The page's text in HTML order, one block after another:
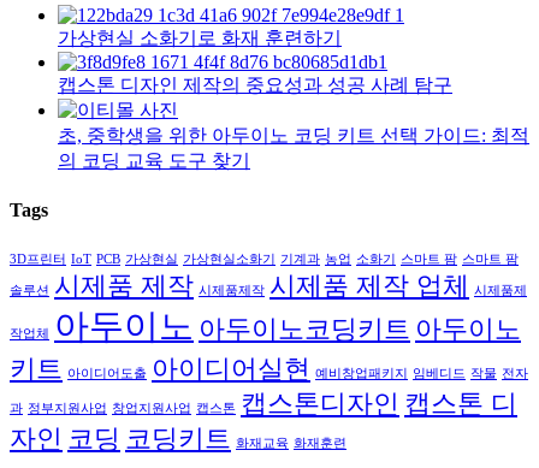
가상현실 소화기로 화재 훈련하기
캡스톤 디자인 제작의 중요성과 성공 사례 탐구
초, 중학생을 위한 아두이노 코딩 키트 선택 가이드: 최적
의 코딩 교육 도구 찾기
Tags
3D프린터 IoT PCB 가상현실 가상현실소화기 기계과 농업 소화기 스마트 팜 스마트 팜
솔루션 시제품 제작 시제품제작 시제품 제작 업체 시제품제
작업체 아두이노 아두이노코딩키트 아두이노
키트 아이디어도출 아이디어실현 예비창업패키지 임베디드 작물 전자
과 정부지원사업 창업지원사업 캡스톤 캡스톤디자인 캡스톤 디
자인 코딩 코딩키트 화재교육 화재훈련